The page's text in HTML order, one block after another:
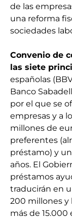
de las
una reforma
sociedades
Convenio de
las siete
españolas
Banco
por el que se
empresas y a
millones de
preferentes
préstamo) y
años. El
préstamos
traducirán en
200 millones
más de 15.000